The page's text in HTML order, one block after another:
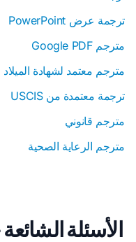
ترجمة عرض PowerPoint
مترجم Google PDF
مترجم معتمد لشهادة الميلاد
ترجمة معتمدة من USCIS
مترجم قانوني
مترجم الرعاية الصحية